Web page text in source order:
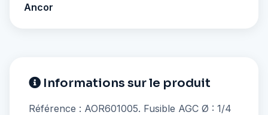
Ancor
Informations sur le produit
Référence : AOR601005. Fusible AGC Ø : 1/4